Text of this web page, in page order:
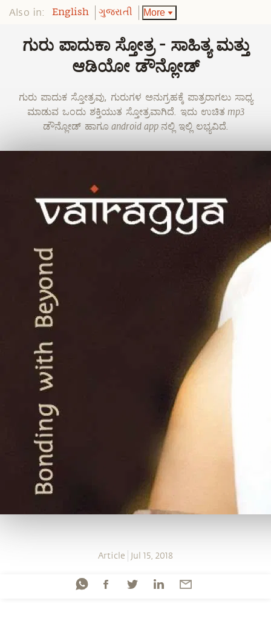
Also in: English ગુજરાતી More
ಗುರು ಪಾದುಕಾ ಸ್ತೋತ್ರ - ಸಾಹಿತ್ಯ ಮತ್ತು
ಆಡಿಯೋ ಡೌನ್ಲೋಡ್
ಗುರು ಪಾದುಕ ಸ್ತೋತ್ರವು, ಗುರುಗಳ ಅನುಗ್ರಹಕ್ಕೆ ಪಾತ್ರರಾಗಲು ಸಾಧ್ಯ
ಮಾಡುವ ಒಂದು ಶಕ್ತಿಯುತ ಸ್ತೋತ್ರವಾಗಿದೆ. ಇದು ಉಚಿತ mp3
ಡೌನ್ಲೋಡ್ ಹಾಗೂ android app ನಲ್ಲಿ ಇಲ್ಲಿ ಲಭ್ಯವಿದೆ.
Article Jul 15, 2018